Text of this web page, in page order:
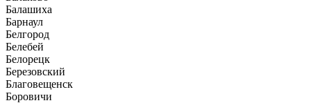
Балашиха
Барнаул
Белгород
Белебей
Белорецк
Березовский
Благовещенск
Боровичи